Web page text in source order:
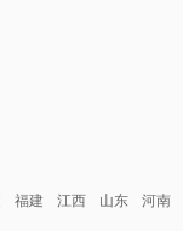
福建 江西 山东 河南